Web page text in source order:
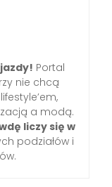
Portal
nie chcą
a modą.
liczy się w
podziałów i